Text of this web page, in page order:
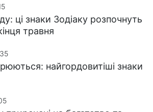
ці знаки Зодіаку розпочнуть
травня
найгордовитіші знаки